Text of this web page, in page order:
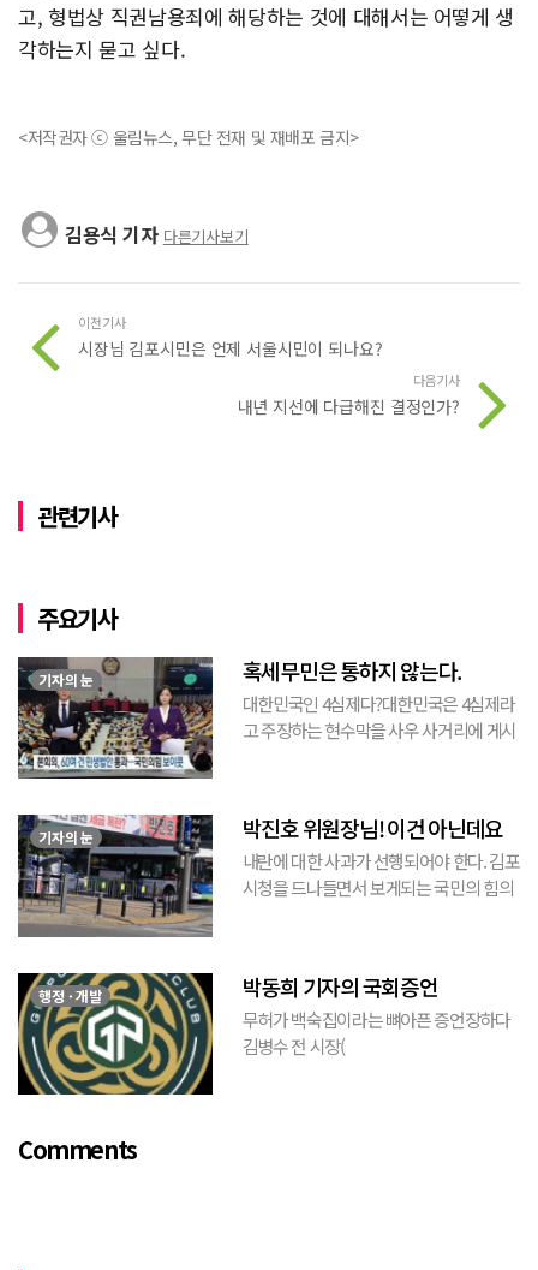
고, 형법상 직권남용죄에 해당하는 것에 대해서는 어떻게 생
각하는지 묻고 싶다.
<저작권자 ⓒ 울림뉴스, 무단 전재 및 재배포 금지>
김용식 기자 다른기사보기
이전기사
시장님 김포시민은 언제 서울시민이 되나요?
다음기사
내년 지선에 다급해진 결정인가?
관련기사
주요기사
기자의 눈 혹세무민은 통하지 않는다.
대한민국인 4심제다?대한민국은 4심제라
고 주장하는 현수막을 사우 사거리에 게시
민(惑...
기자의 눈 박진호 위원장님! 이건 아닌데요
내란에 대한 사과가 선행되어야 한다. 김포
시청을 드나들면서 보게되는 국민의 힘의
이 하...
행정 · 개발 박동희 기자의 국회증언
무허가 백숙집이라는 뼈아픈 증언장하다
김병수 전 시장(
Comments